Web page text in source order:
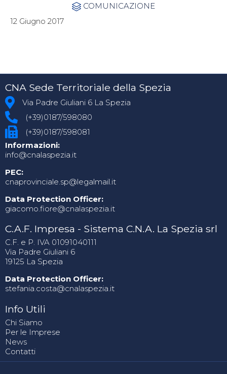
 Category
COMUNICAZIONE
12 Giugno 2017
CNA Sede Territoriale della Spezia
Via Padre Giuliani 6 La Spezia
(+39)0187/598080
(+39)0187/598081
Informazioni:
info@cnalaspezia.it
PEC:
cnaprovinciale.sp@legalmail.it
Data Protection Officer:
giacomo.fiore@cnalaspezia.it
C.A.F. Impresa - Sistema C.N.A. La Spezia srl
C.F. e P. IVA 01091040111
Via Padre Giuliani 6
19125 La Spezia
Data Protection Officer:
stefania.costa@cnalaspezia.it
Info Utili
Chi Siamo
Per le Imprese
News
Contatti